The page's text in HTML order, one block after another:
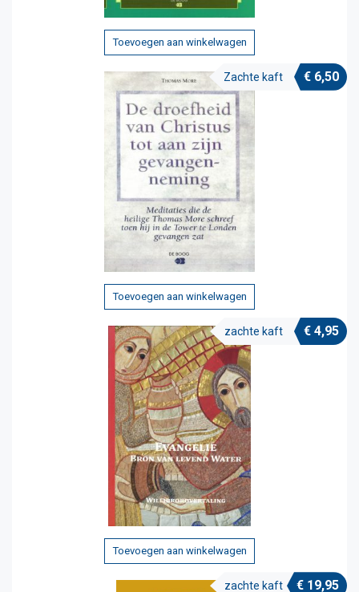
Toevoegen aan winkelwagen
Zachte kaft € 6,50
Toevoegen aan winkelwagen
zachte kaft € 4,95
Toevoegen aan winkelwagen
zachte kaft € 19,95